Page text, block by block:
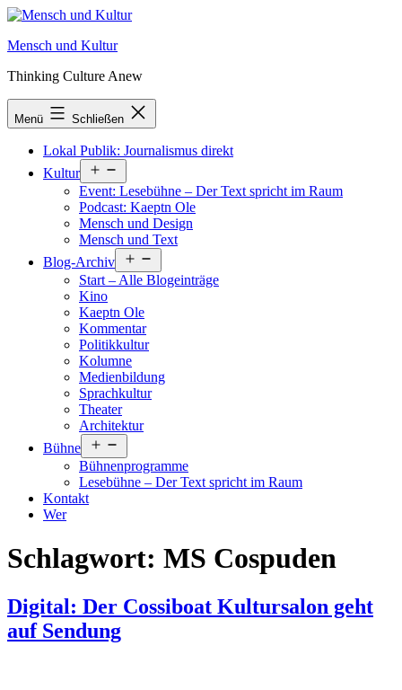
Zum
springen
Mensch und Kultur
Thinking Culture Anew
Menü Schließen
Lokal Publik: Journalismus direkt
Kultur
öffnen
Event: Lesebühne – Der Text spricht im Raum
Podcast: Kaeptn Ole
Mensch und Design
Mensch und Text
Blog-Archiv
öffnen
Start – Alle Blogeinträge
Kino
Kaeptn Ole
Kommentar
Politikkultur
Kolumne
Medienbildung
Sprachkultur
Theater
Architektur
Bühne
öffnen
Bühnenprogramme
Lesebühne – Der Text spricht im Raum
Kontakt
Wer
Schlagwort: MS Cospuden
Digital: Der Cossiboat Kultursalon geht
auf Sendung